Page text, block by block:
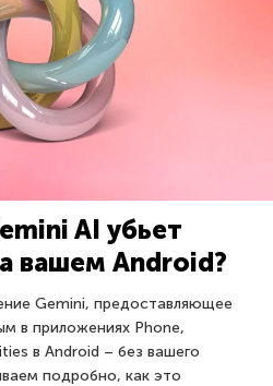
AI убьет
вашем Android?
Gemini, предоставляющее
в приложениях Phone,
в Android – без вашего
подробно, как это